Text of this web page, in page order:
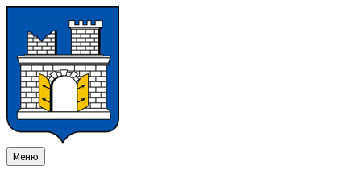
змісту
ліву
бічну
панель
праву
бічну
панель
нижнього
колонтитула
Меню